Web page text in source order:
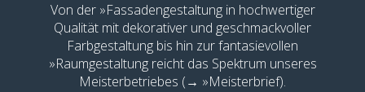
Von der »Fassadengestaltungin hochwertiger
Qualität mit dekorativer und geschmackvoller
Farbgestaltung bis hin zur fantasievollen
»Raumgestaltungreicht das Spektrum unseres
Meisterbetriebes (→ »Meisterbrief).